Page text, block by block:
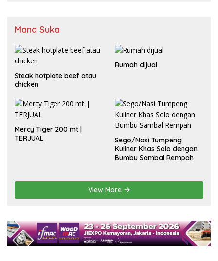
Mana Suka
Steak hotplate beef atau
chicken
Rumah dijual
Mercy Tiger 200 mt |
TERJUAL
Sego/Nasi Tumpeng
Kuliner Khas Solo dengan
Bumbu Sambal Rempah
View More